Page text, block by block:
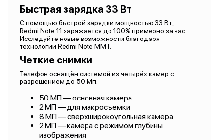
Быстрая зарядка 33 Вт
С помощью быстрой зарядки мощностью 33 Вт,
Redmi Note 11 заряжается до 100% примерно за час.
Исследуйте новые возможности благодаря
технологии Redmi Note MMT.
Четкие снимки
Телефон оснащён системой из четырёх камер с
разрешением до 50 Мп:
50 МП — основная камера
2 МП — для макросъемки
8 МП — сверхширокоугольная камера
2 МП — камера с режимом глубины
изображения